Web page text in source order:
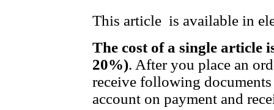
This article is available in
The cost of a single article
20%). After you place an
receive following
account on payment and